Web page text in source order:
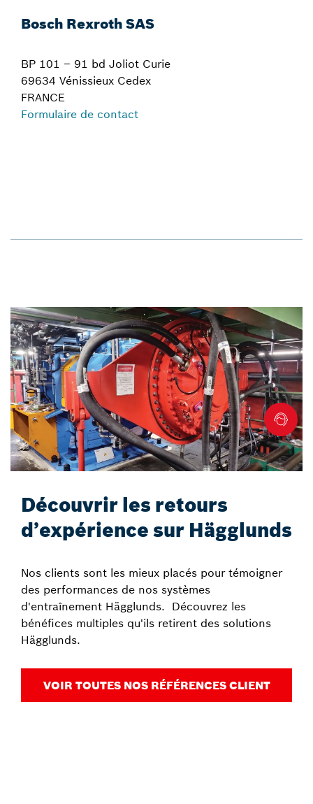
Bosch Rexroth SAS
BP 101 – 91 bd Joliot Curie
69634 Vénissieux Cedex
FRANCE
Formulaire de contact
Découvrir les retours
d’expérience sur Hägglunds
Nos clients sont les mieux placés pour témoigner
des performances de nos systèmes
d'entraînement Hägglunds. Découvrez les
bénéfices multiples qu'ils retirent des solutions
Hägglunds.
VOIR TOUTES NOS RÉFÉRENCES CLIENT